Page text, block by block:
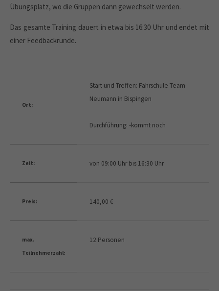
Übungsplatz, wo die Gruppen dann gewechselt werden.
Das gesamte Training dauert in etwa bis 16:30 Uhr und endet mit
einer Feedbackrunde.
Ort:
Start und Treffen: Fahrschule Team
Neumann in Bispingen
Durchführung: -kommt noch
Zeit: von 09:00 Uhr bis 16:30 Uhr
Preis: 140,00 €
max.
Teilnehmerzahl:
12 Personen